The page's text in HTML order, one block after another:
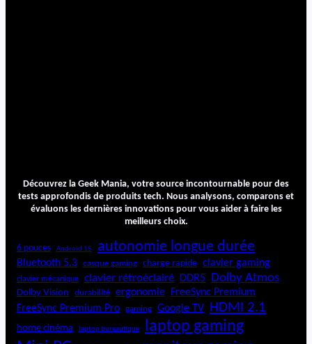
Découvrez la Geek Mania, votre source incontournable pour des
tests approfondis de produits tech. Nous analysons, comparons et
évaluons les dernières innovations pour vous aider à faire les
meilleurs choix.
6 pouces Android 15 autonomie longue durée
Bluetooth 5.3 casque gaming charge rapide clavier gaming
clavier mécanique clavier rétroéclairé DDR5 Dolby Atmos
Dolby Vision durabilité ergonomie FreeSync Premium
FreeSync Premium Pro
gaming Google TV HDMI 2.1
home cinéma laptop bureautique laptop gaming